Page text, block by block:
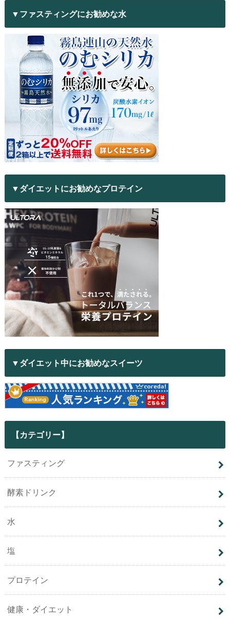
▼ファスティングにお勧めな水
▼ダイエットにお勧めなプロテイン
▼ダイエット中にお勧めなスイーツ
【カテゴリー】
ファスティング
酵素ドリンク
水
塩
プロテイン
健康・ダイエット